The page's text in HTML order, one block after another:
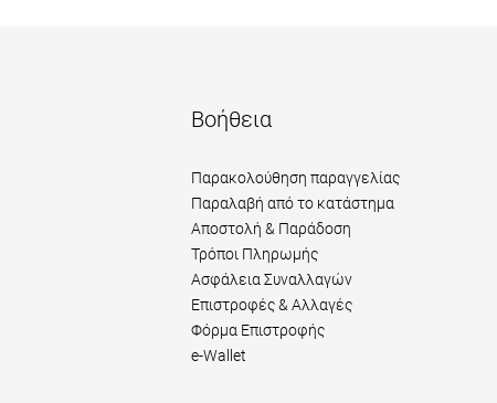
Βοήθεια
Παρακολούθηση παραγγελίας
Παραλαβή από το κατάστημα
Αποστολή & Παράδοση
Τρόποι Πληρωμής
Ασφάλεια Συναλλαγών
Επιστροφές & Αλλαγές
Φόρμα Επιστροφής
e-Wallet